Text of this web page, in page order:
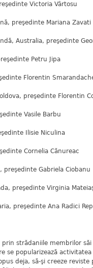
Victoria Vârtosu
preşedinte Mariana Zavati
Australia, preşedinte
Petru Jipa
Florentin
preşedinte Florentin
Vasile Barbu
Ilisie Niculina
Cornelia Cănureac
preşedinte Gabriela Ciobanu
preşedinte Virginia
preşedinte Ana Radici
strădaniile membrilor
se popularizează
deja, să-şi creeze